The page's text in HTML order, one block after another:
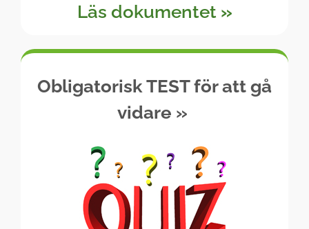
Läs dokumentet »
Obligatorisk TEST för att gå
vidare »